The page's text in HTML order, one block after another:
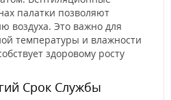
палатки позволяют
воздуха. Это важно для
температуры и влажности
здоровому росту
Срок Службы